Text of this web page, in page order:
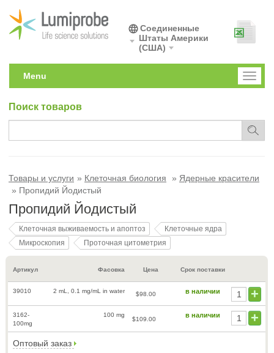
Соединенные
Штаты Америки
(США)
Toggle
Menu
Поиск товаров
Товары и услуги Клеточная биология
Ядерные красители
Пропидий Йодистый
Пропидий Йодистый
Клеточная выживаемость и апоптоз
Клеточные ядра
Микроскопия
Проточная цитометрия
Артикул Фасовка Цена Срок поставки
39010 2 mL, 0.1 mg/mL in water $98.00 в наличии
3162-
100mg
100 mg
$109.00
в наличии
Оптовый заказ